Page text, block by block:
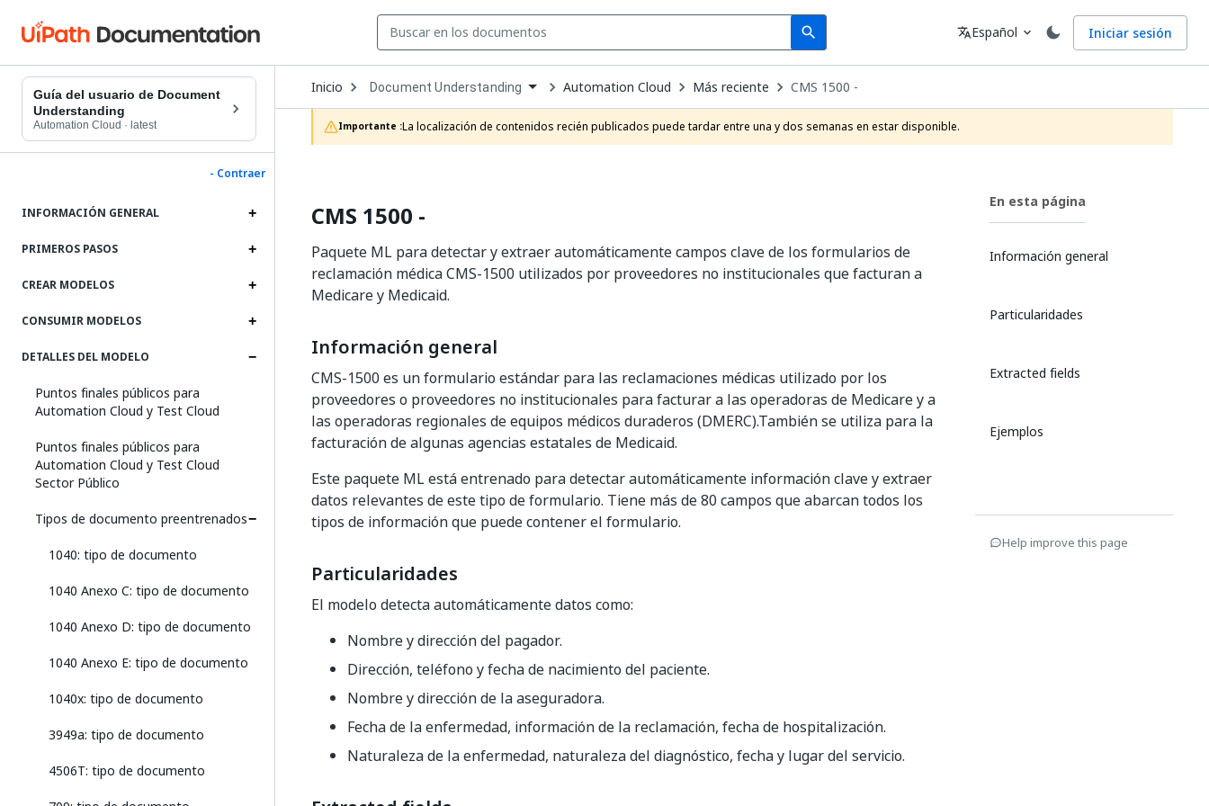
search
Search Idioma
translateEspañol expand_more Iniciar sesión
Guía del usuario de Document
Understanding
Automation Cloud · latest
- Contraer
INFORMACIÓN GENERAL
PRIMEROS PASOS
CREAR MODELOS
CONSUMIR MODELOS
DETALLES DEL MODELO
Puntos finales públicos para
Automation Cloud y Test Cloud
Puntos finales públicos para
Automation Cloud y Test Cloud
Sector Público
Tipos de documento preentrenados
1040: tipo de documento
1040 Anexo C: tipo de documento
1040 Anexo D: tipo de documento
1040 Anexo E: tipo de documento
1040x: tipo de documento
3949a: tipo de documento
4506T: tipo de documento
Inicio Open
Dropdown
to
choose
product
Document Understanding Automation Cloud Más reciente CMS 1500 -
Importante :La localización de contenidos recién publicados puede tardar entre una y dos semanas en estar disponible.
CMS 1500 -
Paquete ML para detectar y extraer automáticamente campos clave de los formularios de
reclamación médica CMS-1500 utilizados por proveedores no institucionales que facturan a
Medicare y Medicaid.
Información general
CMS-1500 es un formulario estándar para las reclamaciones médicas utilizado por los
proveedores o proveedores no institucionales para facturar a las operadoras de Medicare y a
las operadoras regionales de equipos médicos duraderos (DMERC).También se utiliza para la
facturación de algunas agencias estatales de Medicaid.
Este paquete ML está entrenado para detectar automáticamente información clave y extraer
datos relevantes de este tipo de formulario. Tiene más de 80 campos que abarcan todos los
tipos de información que puede contener el formulario.
Particularidades
El modelo detecta automáticamente datos como:
Nombre y dirección del pagador.
Dirección, teléfono y fecha de nacimiento del paciente.
Nombre y dirección de la aseguradora.
Fecha de la enfermedad, información de la reclamación, fecha de hospitalización.
Naturaleza de la enfermedad, naturaleza del diagnóstico, fecha y lugar del servicio.
En esta página
Información general
Particularidades
Extracted fields
Ejemplos
Help improve this page